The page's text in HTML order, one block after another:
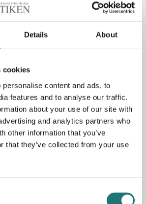
Details About
cookies
content and ads, to
features and to analyse our traffic.
about your use of our site with
and analytics partners who
other information that you’ve
that they’ve collected from your use
LAGERVAROR 1-7 DAGAR
enkelt fästs med magnet på pallen
Werner Panton.
beställning i vår butik på Götgatan.
282200